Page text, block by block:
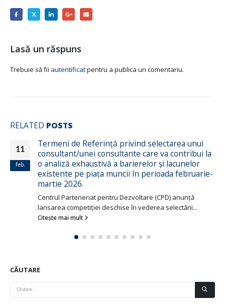
Lasă un răspuns
Trebuie să fii autentificatpentru a publica un comentariu.
RELATED POSTS
11
feb.
Termeni de Referință privind selectarea unui
consultant/unei consultante care va contribui la
o analiză exhaustivă a barierelor și lacunelor
existente pe piața muncii în perioada februarie-
martie 2026.
Centrul Parteneriat pentru Dezvoltare (CPD) anunță
lansarea competiției deschise în vederea selectării...
Citește mai mult
CĂUTARE